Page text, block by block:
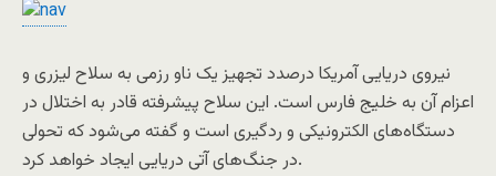
نیروی دریایی آمریکا درصدد تجهیز یک ناو رزمی به سلاح لیزری و
اعزام آن به خلیج فارس است. این سلاح پیشرفته قادر به اختلال در
دستگاه‌های الکترونیکی و ردگیری است و گفته می‌شود که تحولی
در جنگ‌های آتی دریایی ایجاد خواهد کرد.